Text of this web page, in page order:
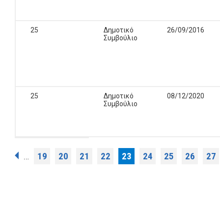
25
Δημοτικό
Συμβούλιο
26/09/2016
25
Δημοτικό
Συμβούλιο
08/12/2020
Σελίδες
… 19 20 21 22 23 24 25 26 27